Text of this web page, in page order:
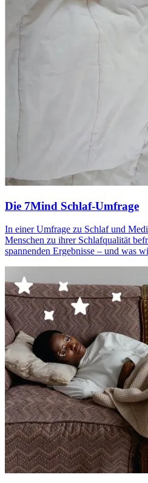
Die 7Mind Schlaf-Umfrage
In einer Umfrage zu Schlaf und
Menschen zu ihrer Schlafqualität
spannenden Ergebnisse – und was